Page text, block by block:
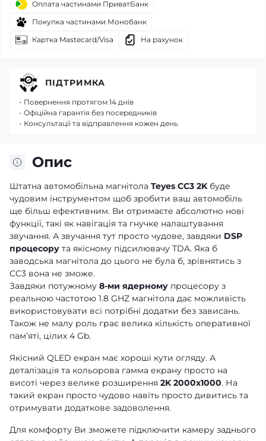
Оплата частинами ПриватБанк
Покупка частинами Монобанк
Картка Mastecard/Visa
На рахунок
Опис
Штатна автомобільна магнітола Teyes CC3 2Kбуде
чудовим інструментом щоб зробити ваш автомобіль
ще більш ефективним. Ви отримаєте абсолютно нові
функції, такі як навігація та гнучке налаштування
звучання. А звучання тут просто чудове, завдяки DSP
процесору та якісному підсилювачу TDA. Яка б
заводська магнітола до цього не була б, зрівнятись з
CC3 вона не зможе.
Завдяки потужному 8-ми ядерному процесору з
реальною частотою 1.8 GHZ магнітола дає можливість
використовувати всі потрібні додатки без зависань.
Також не малу роль грає велика кількість оперативної
памʼяті, цілих 4 Gb.
Якісний QLED екран має хороші кути огляду. А
деталізація та кольорова гамма екрану просто на
висоті через велике розширення 2K 2000x1000. На
такий екран просто чудово навіть просто дивитись та
отримувати додаткове задоволення.
Для комфорту Ви зможете підключити камеру заднього
ПІДТРИМКА
- Повернення протягом 14 днів
- Офіційна гарантія без посередників
- Консультації та відправлення кожен день